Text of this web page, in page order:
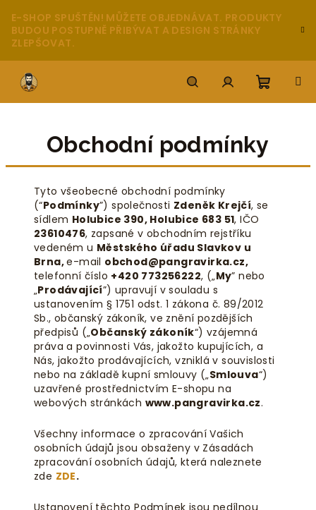
na
obsah
E-SHOP SPUŠTĚN! MŮŽETE OBJEDNÁVAT. PRODUKTY
BUDOU POSTUPNĚ PŘIBÝVAT A DESIGN STRÁNKY
ZLEPŠOVAT.
HledatPřihlášení
košík
Obchodní podmínky
Tyto všeobecné obchodní podmínky
(“Podmínky”) společnosti Zdeněk Krejčí, se
sídlem Holubice 390, Holubice 683 51, IČO
23610476, zapsané v obchodním rejstříku
vedeném u Městského úřadu Slavkov u
Brna,e-mail obchod@pangravirka.cz,
telefonní číslo +420 773256222, („My” nebo
„Prodávající”) upravují v souladu s
ustanovením § 1751 odst. 1 zákona č. 89/2012
Sb., občanský zákoník, ve znění pozdějších
předpisů („Občanský zákoník“) vzájemná
práva a povinnosti Vás, jakožto kupujících, a
Nás, jakožto prodávajících, vzniklá v souvislosti
nebo na základě kupní smlouvy („Smlouva“)
uzavřené prostřednictvím E-shopu na
webových stránkách www.pangravirka.cz.
Všechny informace o zpracování Vašich
osobních údajů jsou obsaženy v Zásadách
zpracování osobních údajů, která naleznete
zde ZDE.
Ustanovení těchto Podmínek jsou nedílnou